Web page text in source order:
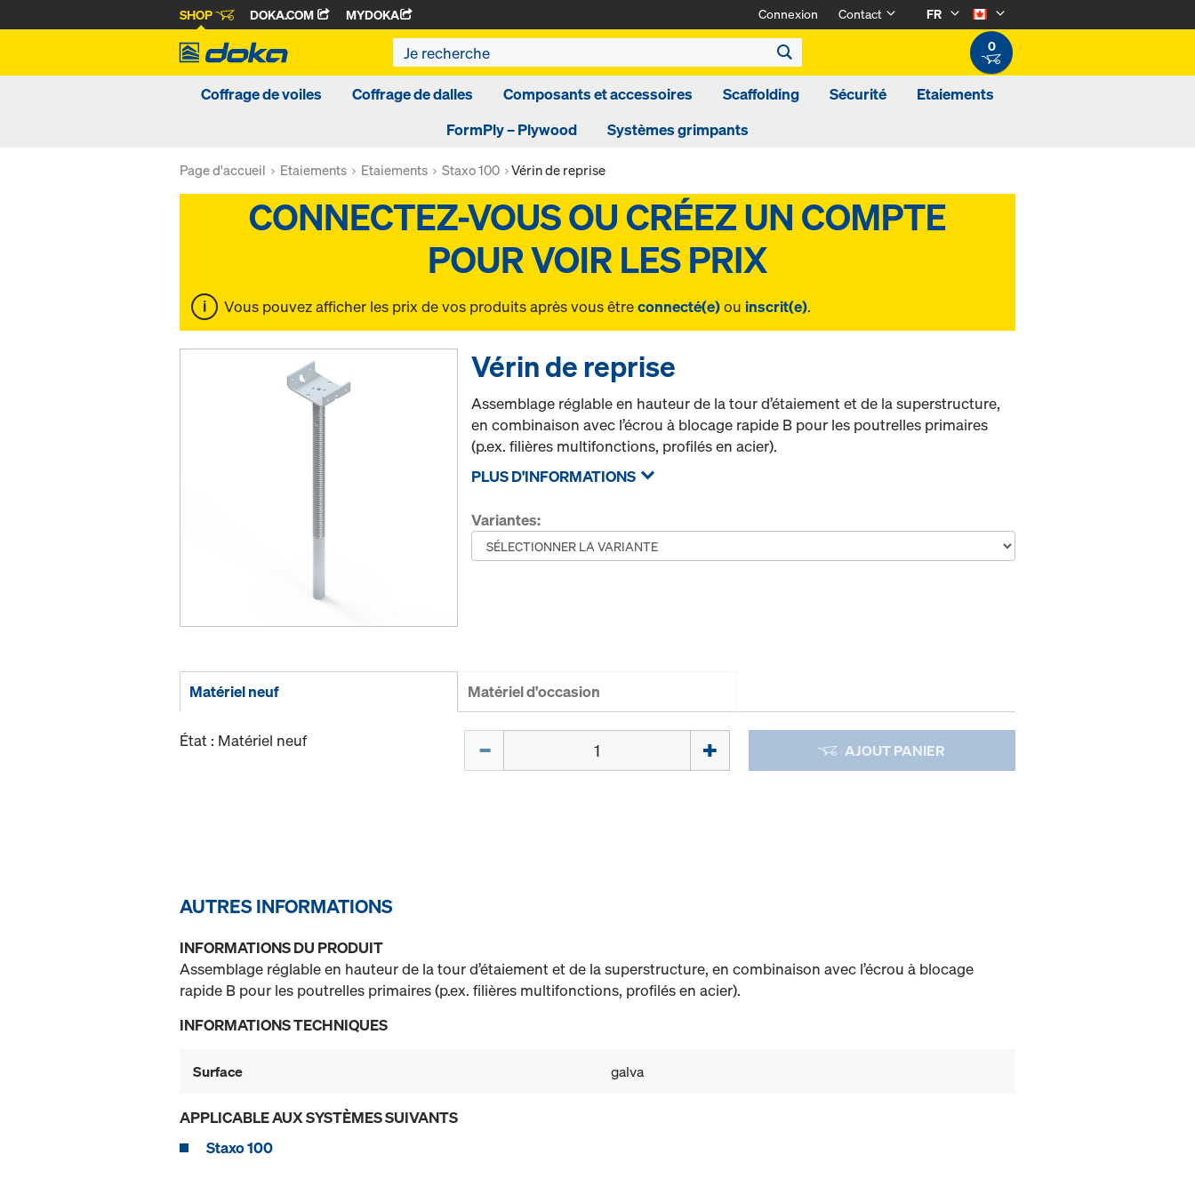
SHOP DOKA.COM MYDOKA Connexion Contact
FR
0
Coffrage de voiles Coffrage de dalles Composants et accessoires Scaffolding Sécurité
Etaiements
FormPly – Plywood
Systèmes grimpants
Page d'accueil Etaiements Etaiements Staxo 100 Vérin de reprise
Vous pouvez afficher les prix de vos produits après vous êtreconnecté(e)ou inscrit(e).
Vérin de reprise
Assemblage réglable en hauteur de la tour d’étaiement et de la superstructure,
en combinaison avec l’écrou à blocage rapide B pour les poutrelles primaires
(p.ex. filières multifonctions, profilés en acier).
PLUS D'INFORMATIONS
Variantes:
Matériel neuf Matériel d'occasion
État : Matériel neuf AJOUT PANIER
AUTRES INFORMATIONS
INFORMATIONS DU PRODUIT
Assemblage réglable en hauteur de la tour d’étaiement et de la superstructure, en combinaison avec l’écrou à blocage
rapide B pour les poutrelles primaires (p.ex. filières multifonctions, profilés en acier).
INFORMATIONS TECHNIQUES
Surface galva
APPLICABLE AUX SYSTÈMES SUIVANTS
Staxo 100